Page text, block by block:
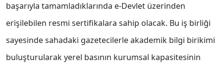
başarıyla tamamladıklarında e-Devlet üzerinden
erişilebilen resmi sertifikalara sahip olacak. Bu iş birliği
sayesinde sahadaki gazetecilerle akademik bilgi birikimi
buluşturularak yerel basının kurumsal kapasitesinin